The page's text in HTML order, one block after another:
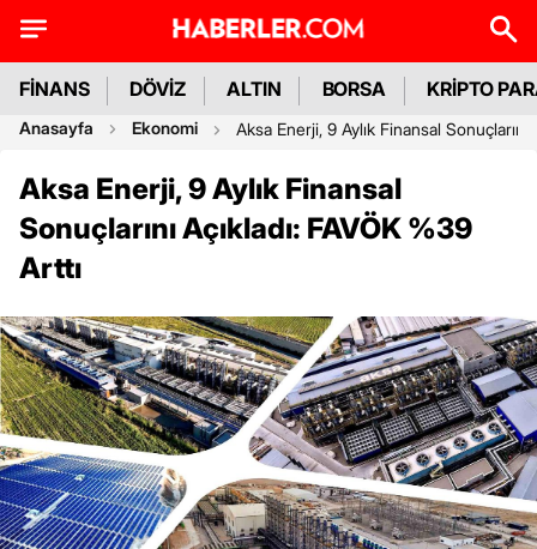
FİNANS DÖVİZ ALTIN BORSA KRİPTO
Anasayfa Ekonomi Aksa Enerji, 9 Aylık Finansal Sonuçlarını
Aksa Enerji, 9 Aylık Finansal
Sonuçlarını Açıkladı: FAVÖK %39
Arttı